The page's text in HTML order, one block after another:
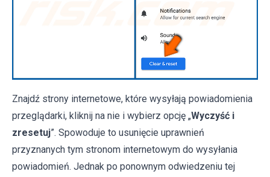
Znajdź strony internetowe, które wysyłają powiadomienia
przeglądarki, kliknij na nie i wybierz opcję „Wyczyść i
zresetuj”. Spowoduje to usunięcie uprawnień
przyznanych tym stronom internetowym do wysyłania
powiadomień. Jednak po ponownym odwiedzeniu tej